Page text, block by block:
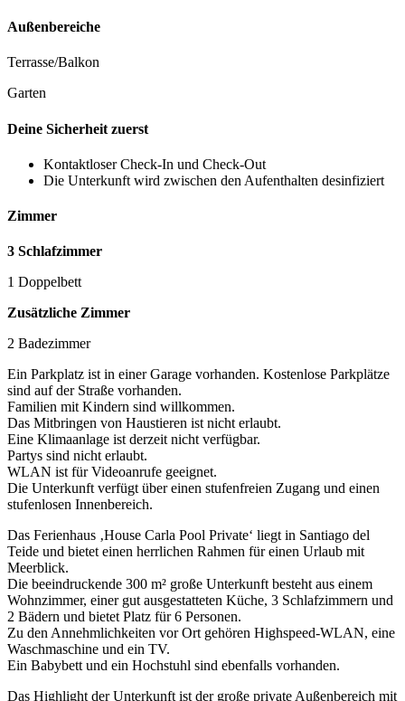
Außenbereiche
Terrasse/Balkon
Garten
Deine Sicherheit zuerst
Kontaktloser Check-In und Check-Out
Die Unterkunft wird zwischen den Aufenthalten desinfiziert
Zimmer
3 Schlafzimmer
1 Doppelbett
Zusätzliche Zimmer
2 Badezimmer
Ein Parkplatz ist in einer Garage vorhanden. Kostenlose Parkplätze
sind auf der Straße vorhanden.
Familien mit Kindern sind willkommen.
Das Mitbringen von Haustieren ist nicht erlaubt.
Eine Klimaanlage ist derzeit nicht verfügbar.
Partys sind nicht erlaubt.
WLAN ist für Videoanrufe geeignet.
Die Unterkunft verfügt über einen stufenfreien Zugang und einen
stufenlosen Innenbereich.
Das Ferienhaus ‚House Carla Pool Private‘ liegt in Santiago del
Teide und bietet einen herrlichen Rahmen für einen Urlaub mit
Meerblick.
Die beeindruckende 300 m² große Unterkunft besteht aus einem
Wohnzimmer, einer gut ausgestatteten Küche, 3 Schlafzimmern und
2 Bädern und bietet Platz für 6 Personen.
Zu den Annehmlichkeiten vor Ort gehören Highspeed-WLAN, eine
Waschmaschine und ein TV.
Ein Babybett und ein Hochstuhl sind ebenfalls vorhanden.
Das Highlight der Unterkunft ist der große private Außenbereich mit